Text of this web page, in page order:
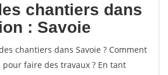
chantiers dans
: Savoie
chantiers dans Savoie ? Comment
faire des travaux ? En tant